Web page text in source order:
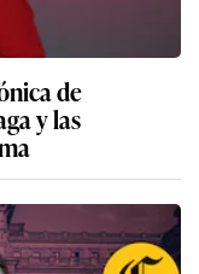
de
y las